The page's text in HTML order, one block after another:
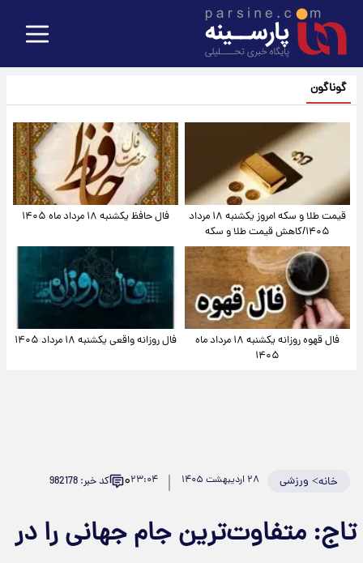
گوناگون
قیمت طلا و سکه امروز یکشنبه ۱۸ مرداد
۱۴۰۵/کاهش قیمت طلا و سکه
فال حافظ یکشنبه ۱۸ مرداد ماه ۱۴۰۵
فال قهوه روزانه یکشنبه ۱۸ مرداد ماه
۱۴۰۵
فال روزانه واقعی یکشنبه ۱۸ مرداد ۱۴۰۵
خانه> ورزشی ۲۸ اردیبهشت ۱۴۰۵ ۲۳:۰۴۰ کد خبر: 982178
تاج: متفاوت‌ترین جام جهانی را در